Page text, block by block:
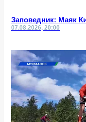
Заповедник: Маяк
07.08.2026, 20:00